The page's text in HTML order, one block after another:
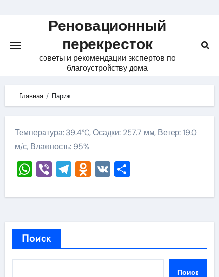
Реновационный
перекресток
советы и рекомендации экспертов по
благоустройству дома
Главная Париж
Температура: 39.4°C, Осадки: 257.7 мм, Ветер: 19.0
м/с, Влажность: 95%
WhatsApp
ViberTelegram
Odnoklassniki
VKОтправить
Поиск
Поиск